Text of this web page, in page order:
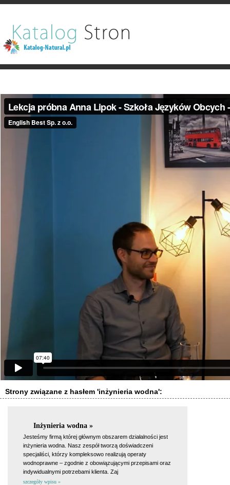
Strony związane z hasłem 'inżynieria wodna':
Inżynieria wodna »
Jesteśmy firmą której głównym obszarem działalności jest
inżynieria wodna. Nasz zespół tworzą doświadczeni
specjaliści, którzy kompleksowo realizują operaty
wodnoprawne – zgodnie z obowiązującymi przepisami oraz
indywidualnymi potrzebami klienta. Zaj
szczegóły wpisu »